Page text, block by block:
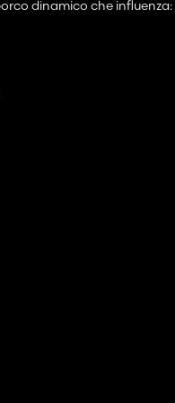
dinamico che influenza:
campo umido comporta